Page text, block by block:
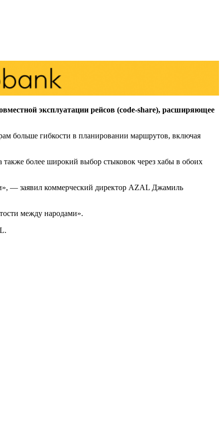
эксплуатации рейсов (code-share), расширяющее
больше гибкости в планировании маршрутов, включая
более широкий выбор стыковок через хабы в обоих
— заявил коммерческий директор AZAL Джамиль
между народами».